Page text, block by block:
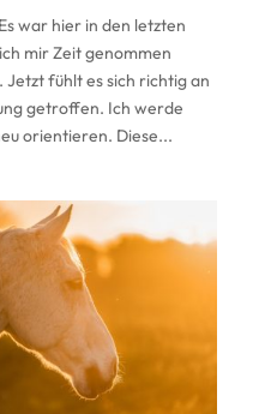
war hier in den letzten
mir Zeit genommen
Jetzt fühlt es sich richtig an
getroffen. Ich werde
orientieren. Diese...